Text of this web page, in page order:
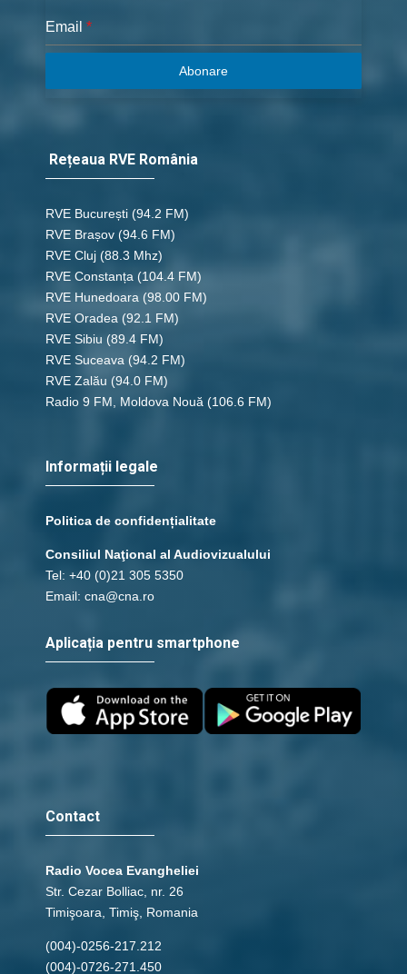
Email *
Abonare
Rețeaua RVE România
RVE București (94.2 FM)
RVE Brașov (94.6 FM)
RVE Cluj (88.3 Mhz)
RVE Constanța (104.4 FM)
RVE Hunedoara (98.00 FM)
RVE Oradea (92.1 FM)
RVE Sibiu (89.4 FM)
RVE Suceava (94.2 FM)
RVE Zalău (94.0 FM)
Radio 9 FM, Moldova Nouă (106.6 FM)
Informații legale
Politica de confidențialitate
Consiliul Naţional al Audiovizualului
Tel: +40 (0)21 305 5350
Email: cna@cna.ro
Aplicația pentru smartphone
Contact
Radio Vocea Evangheliei
Str. Cezar Bolliac, nr. 26
Timişoara, Timiş, Romania
(004)-0256-217.212
(004)-0726-271.450